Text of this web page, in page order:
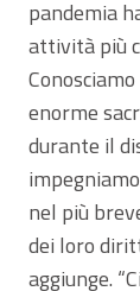
pandemia
attività più
enorme
durante il
nel più
dei loro
aggiunge.